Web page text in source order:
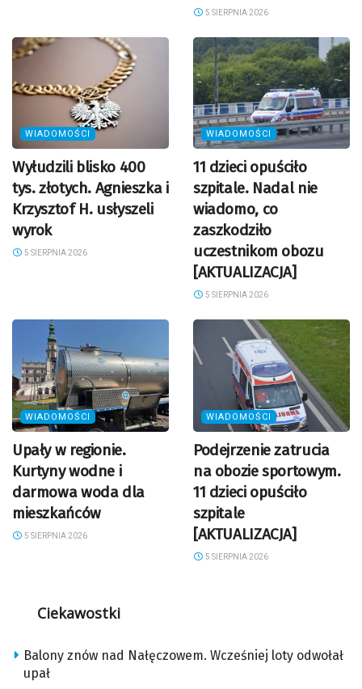
5 SIERPNIA 2026
WIADOMOŚCI
Wyłudzili blisko 400
tys. złotych. Agnieszka i
Krzysztof H. usłyszeli
wyrok
5 SIERPNIA 2026
WIADOMOŚCI
11 dzieci opuściło
szpitale. Nadal nie
wiadomo, co
zaszkodziło
uczestnikom obozu
[AKTUALIZACJA]
5 SIERPNIA 2026
WIADOMOŚCI
Upały w regionie.
Kurtyny wodne i
darmowa woda dla
mieszkańców
5 SIERPNIA 2026
WIADOMOŚCI
Podejrzenie zatrucia
na obozie sportowym.
11 dzieci opuściło
szpitale
[AKTUALIZACJA]
5 SIERPNIA 2026
Ciekawostki
Balony znów nad Nałęczowem. Wcześniej loty odwołał
upał